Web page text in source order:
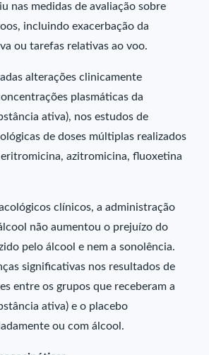
nas medidas de avaliação sobre
incluindo exacerbação da
ou tarefas relativas ao voo.
alterações clinicamente
plasmáticas da
ativa), nos estudos de
de doses múltiplas realizados
azitromicina, fluoxetina
clínicos, a administração
não aumentou o prejuízo do
pelo álcool e nem a sonolência.
significativas nos resultados de
entre os grupos que receberam a
ativa) e o placebo
ou com álcool.